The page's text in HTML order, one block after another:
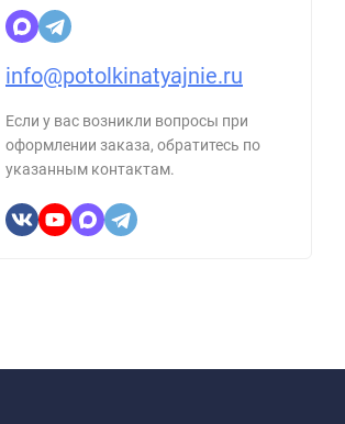
info@potolkinatyajnie.ru
Если у вас возникли вопросы при
оформлении заказа, обратитесь по
указанным контактам.